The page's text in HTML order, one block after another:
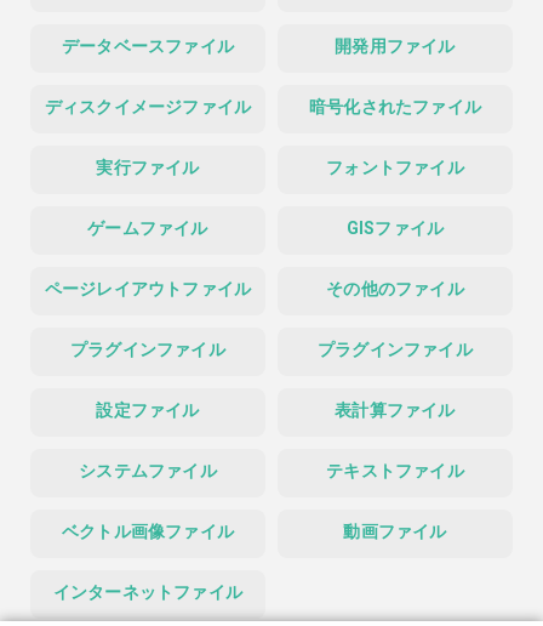
データベースファイル 開発用ファイル
ディスクイメージファイル 暗号化されたファイル
実行ファイル フォントファイル
ゲームファイル GISファイル
ページレイアウトファイル その他のファイル
プラグインファイル プラグインファイル
設定ファイル 表計算ファイル
システムファイル テキストファイル
ベクトル画像ファイル 動画ファイル
インターネットファイル